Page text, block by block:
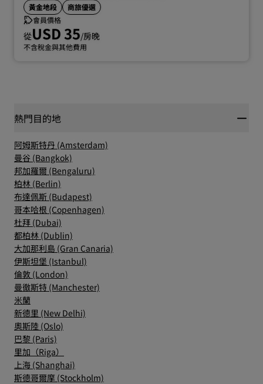
黃金地段
商旅優選
會員價格
從USD 35/房晚
不含稅金與其他費用
熱門目的地
阿姆斯特丹 (Amsterdam)
曼谷 (Bangkok)
邦加羅爾 (Bengaluru)
柏林 (Berlin)
布達佩斯 (Budapest)
哥本哈根 (Copenhagen)
杜拜 (Dubai)
都柏林 (Dublin)
大加那利島 (Gran Canaria)
伊斯坦堡 (Istanbul)
倫敦 (London)
曼徹斯特 (Manchester)
米蘭
新德里 (New Delhi)
奧斯陸 (Oslo)
巴黎 (Paris)
里加（Riga）
上海 (Shanghai)
斯德哥爾摩 (Stockholm)